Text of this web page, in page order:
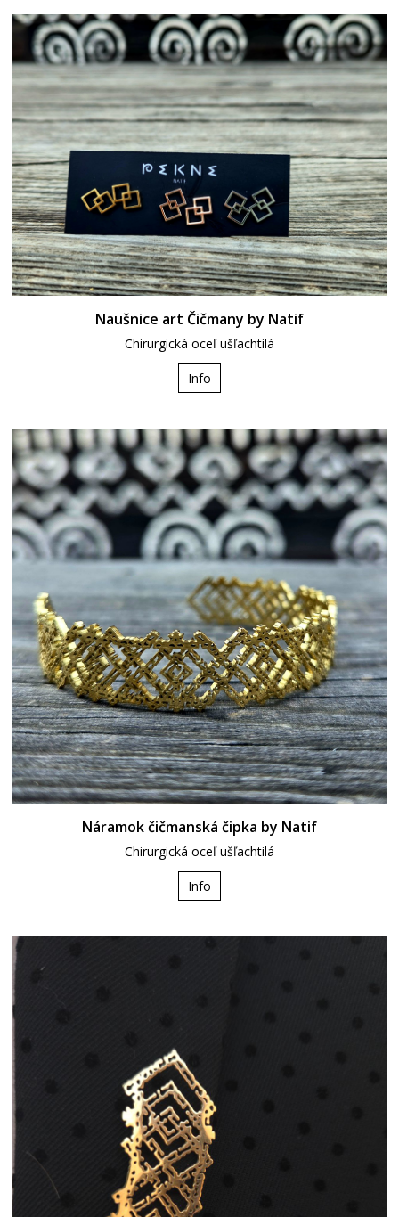
Naušnice art Čičmany by Natif
Chirurgická oceľ ušľachtilá
Info
Náramok čičmanská čipka by Natif
Chirurgická oceľ ušľachtilá
Info